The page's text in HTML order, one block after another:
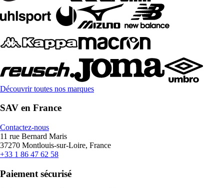
Découvrir toutes nos marques
SAV en France
Contactez-nous
11 rue Bernard Maris
37270 Montlouis-sur-Loire, France
+33 1 86 47 62 58
Paiement sécurisé